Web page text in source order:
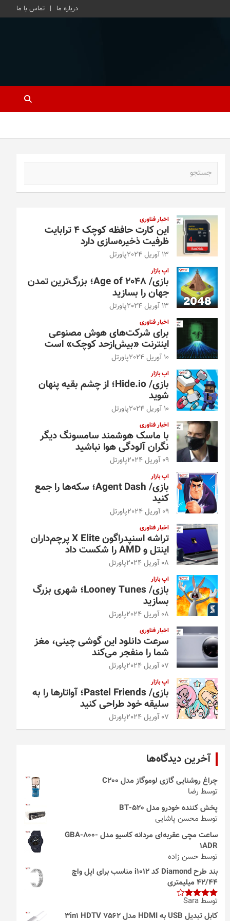
درباره ما تماس با ما
اخبار فناوری
این کارت حافظه کوچک ۴ ترابایت
ظرفیت ذخیره‌سازی دارد
13 آوریل 2024 پاورتل
اپ بازار
بازی/ Age of 2048؛ بزرگ‌ترین تمدن
جهان را بسازید
13 آوریل 2024 پاورتل
اخبار فناوری
برای شرکت‌های هوش مصنوعی
اینترنت «بیش‌از‌حد کوچک» است
10 آوریل 2024 پاورتل
اپ بازار
بازی/ Hide.io؛ از چشم بقیه پنهان
شوید
10 آوریل 2024 پاورتل
اخبار فناوری
با ماسک هوشمند سامسونگ دیگر
نگران آلودگی هوا نباشید
09 آوریل 2024 پاورتل
اپ بازار
بازی/ Agent Dash؛ سکه‌ها را جمع
کنید
09 آوریل 2024 پاورتل
اخبار فناوری
تراشه اسنپدراگون X Elite پرچم‌داران
اینتل و AMD را شکست داد
08 آوریل 2024 پاورتل
اپ بازار
بازی/ Looney Tunes؛ شهری بزرگ
بسازید
08 آوریل 2024 پاورتل
اخبار فناوری
سرعت دانلود این گوشی چینی، مغز
شما را منفجر می‌کند
07 آوریل 2024 پاورتل
اپ بازار
بازی/ Pastel Friends؛ آواتارها را به
سلیقه خود طراحی کنید
07 آوریل 2024 پاورتل
آخرین دیدگاه‌ها
چراغ روشنایی گازی لوموگاز مدل C200
توسط رضا
پخش کننده خودرو مدل 520-BT
توسط محسن پاشایی
ساعت مچی عقربه‌ای مردانه کاسیو مدل GBA-800-
1ADR
توسط حسن زاده
بند طرح Diamond کد i1012 مناسب برای اپل واچ
42/44 میلیمتری
امتیاز4
از 5
توسط Sara
کابل تبدیل USB به HDMI مدل 3in1 HDTV 7562